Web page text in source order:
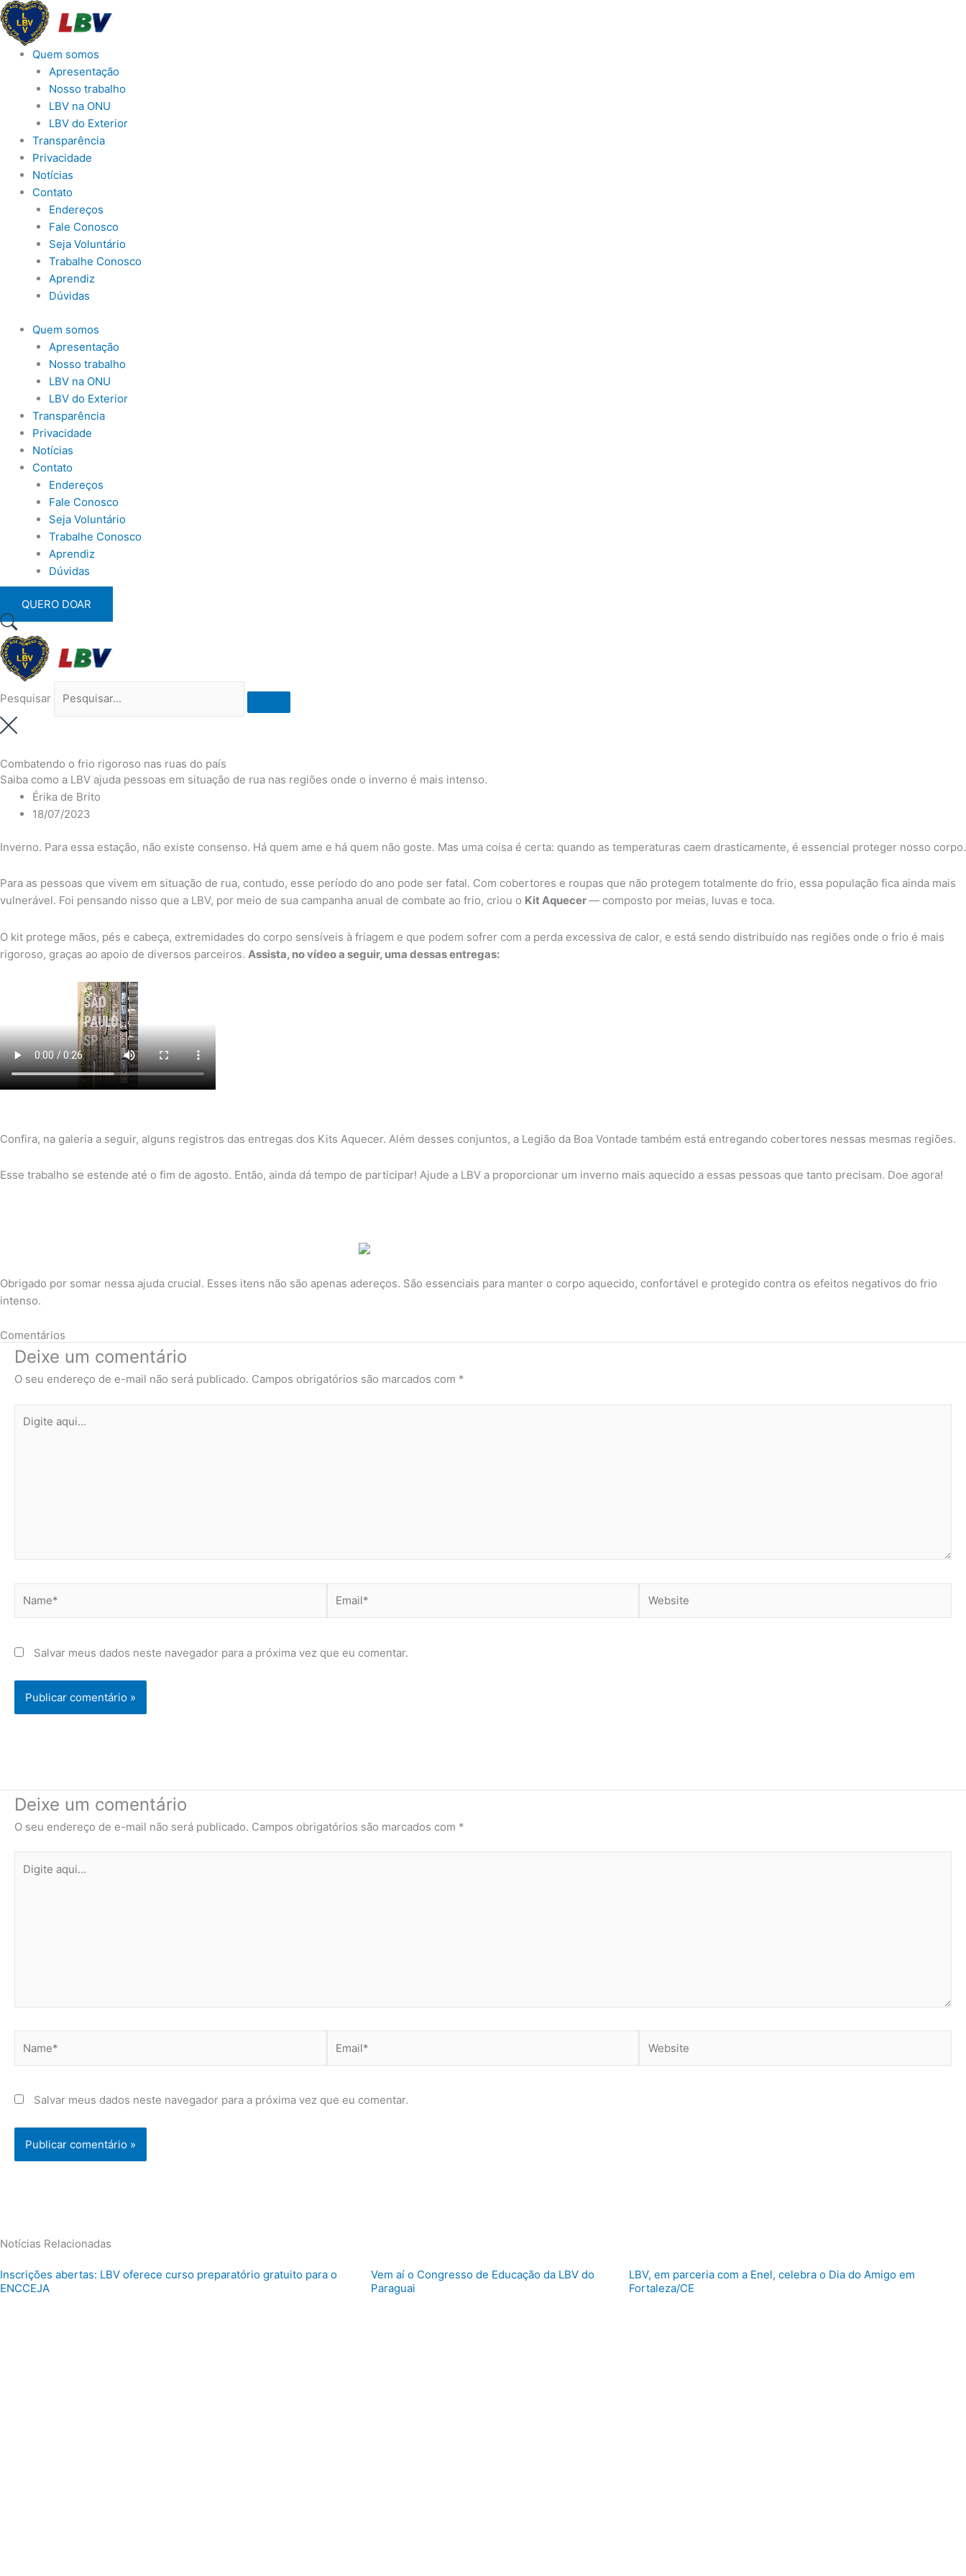
Ir
para
conteúdoQuem somos
Apresentação
Nosso trabalho
LBV na ONU
LBV do Exterior
Transparência
Privacidade
Notícias
Contato
Endereços
Fale Conosco
Seja Voluntário
Trabalhe Conosco
Aprendiz
Dúvidas
Quem somos
Apresentação
Nosso trabalho
LBV na ONU
LBV do Exterior
Transparência
Privacidade
Notícias
Contato
Endereços
Fale Conosco
Seja Voluntário
Trabalhe Conosco
Aprendiz
Dúvidas
QUERO DOAR
Pesquisar
Combatendo o frio rigoroso nas ruas do país
Saiba como a LBV ajuda pessoas em situação de rua nas regiões onde o inverno é mais intenso.
Érika de Brito
18/07/2023
Inverno. Para essa estação, não existe consenso. Há quem ame e há quem não goste. Mas uma coisa é certa: quando as temperaturas caem drasticamente, é essencial proteger nosso corpo.
Para as pessoas que vivem em situação de rua, contudo, esse período do ano pode ser fatal. Com cobertores e roupas que não protegem totalmente do frio, essa população fica ainda mais
vulnerável. Foi pensando nisso que a LBV, por meio de sua campanha anual de combate ao frio, criou o Kit Aquecer— composto por meias, luvas e toca.
O kit protege mãos, pés e cabeça, extremidades do corpo sensíveis à friagem e que podem sofrer com a perda excessiva de calor, e está sendo distribuído nas regiões onde o frio é mais
rigoroso, graças ao apoio de diversos parceiros. Assista, no vídeo a seguir, uma dessas entregas:
Confira, na galeria a seguir, alguns registros das entregas dos Kits Aquecer. Além desses conjuntos, a Legião da Boa Vontade também está entregando cobertores nessas mesmas regiões.
Esse trabalho se estende até o fim de agosto. Então, ainda dá tempo de participar! Ajude a LBV a proporcionar um inverno mais aquecido a essas pessoas que tanto precisam. Doe agora!
Obrigado por somar nessa ajuda crucial. Esses itens não são apenas adereços. São essenciais para manter o corpo aquecido, confortável e protegido contra os efeitos negativos do frio
intenso.
Comentários
Deixe um comentário
O seu endereço de e-mail não será publicado. Campos obrigatórios são marcados com *
aqui...
Salvar meus dados neste navegador para a próxima vez que eu comentar.
Deixe um comentário
O seu endereço de e-mail não será publicado. Campos obrigatórios são marcados com *
aqui...
Salvar meus dados neste navegador para a próxima vez que eu comentar.
Notícias Relacionadas
Inscrições abertas: LBV oferece curso preparatório gratuito para o
ENCCEJA
Vem aí o Congresso de Educação da LBV do
Paraguai
LBV, em parceria com a Enel, celebra o Dia do Amigo em
Fortaleza/CE